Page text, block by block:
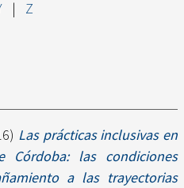
| Z
Las prácticas inclusivas en
Córdoba: las condiciones
a las trayectorias